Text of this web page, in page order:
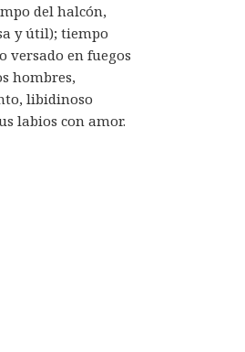
del halcón,
y útil); tiempo
versado en fuegos
hombres,
libidinoso
labios con amor.